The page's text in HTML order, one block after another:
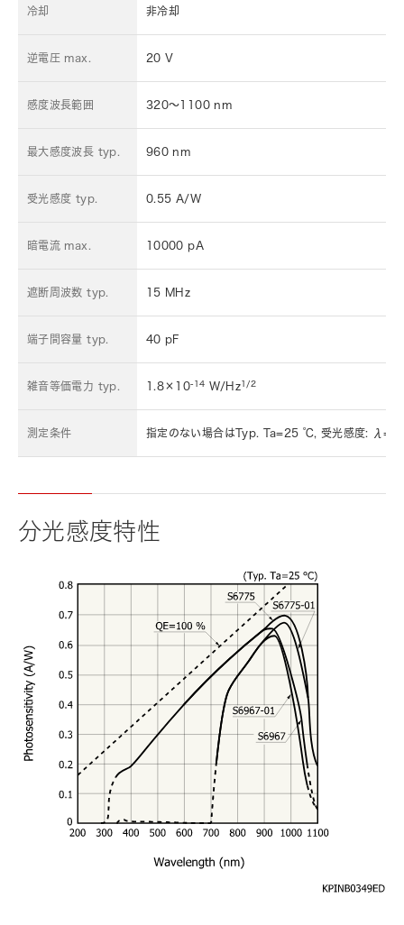
冷却 非冷却
逆電圧 max. 20 V
感度波長範囲 320～1100 nm
最大感度波長 typ. 960 nm
受光感度 typ. 0.55 A/W
暗電流 max. 10000 pA
遮断周波数 typ. 15 MHz
端子間容量 typ. 40 pF
雑音等価電力 typ. 1.8×10-14 W/Hz1/2
測定条件 指定のない場合はTyp. Ta=25 ℃, 受光感度:
分光感度特性